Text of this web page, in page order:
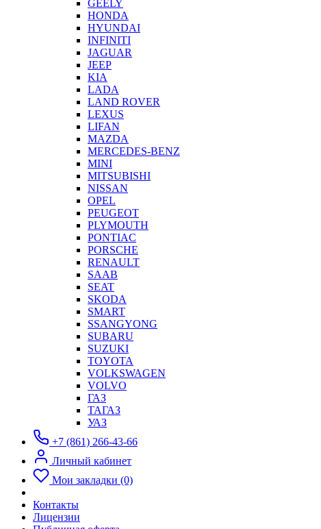
GEELY
HONDA
HYUNDAI
INFINITI
JAGUAR
JEEP
KIA
LADA
LAND ROVER
LEXUS
LIFAN
MAZDA
MERCEDES-BENZ
MINI
MITSUBISHI
NISSAN
OPEL
PEUGEOT
PLYMOUTH
PONTIAC
PORSCHE
RENAULT
SAAB
SEAT
SKODA
SMART
SSANGYONG
SUBARU
SUZUKI
TOYOTA
VOLKSWAGEN
VOLVO
ГАЗ
ТАГАЗ
УАЗ
+7 (861) 266-43-66
Личный кабинет
Мои закладки (0)
Контакты
Лицензии